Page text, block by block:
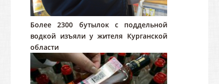
Более 2300 бутылок с поддельной
водкой изъяли у жителя Курганской
области